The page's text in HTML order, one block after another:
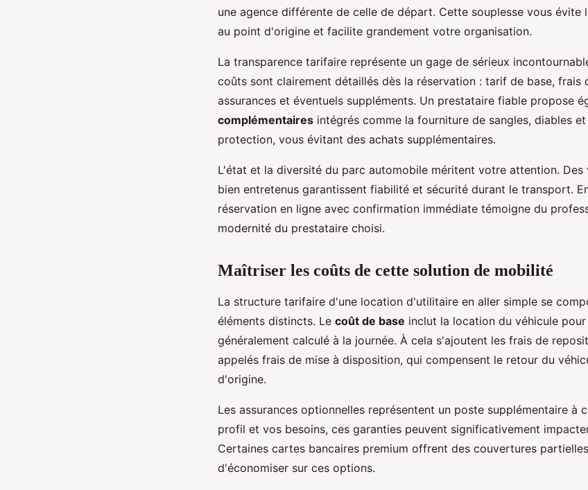
une agence différente de celle de départ. Cette souplesse vous évite
au point d'origine et facilite grandement votre organisation.
La transparence tarifaire représente un gage de sérieux
coûts sont clairement détaillés dès la réservation : tarif de base, frais
assurances et éventuels suppléments. Un prestataire fiable propose
complémentaires intégrés comme la fourniture de sangles, diables
protection, vous évitant des achats supplémentaires.
L'état et la diversité du parc automobile méritent votre attention. Des
bien entretenus garantissent fiabilité et sécurité durant le transport.
réservation en ligne avec confirmation immédiate témoigne du
modernité du prestataire choisi.
Maîtriser les coûts de cette solution de mobilité
La structure tarifaire d'une location d'utilitaire en aller simple se
éléments distincts. Le coût de base inclut la location du véhicule
généralement calculé à la journée. À cela s'ajoutent les frais de
appelés frais de mise à disposition, qui compensent le retour du
d'origine.
Les assurances optionnelles représentent un poste supplémentaire à
profil et vos besoins, ces garanties peuvent significativement
Certaines cartes bancaires premium offrent des couvertures
d'économiser sur ces options.